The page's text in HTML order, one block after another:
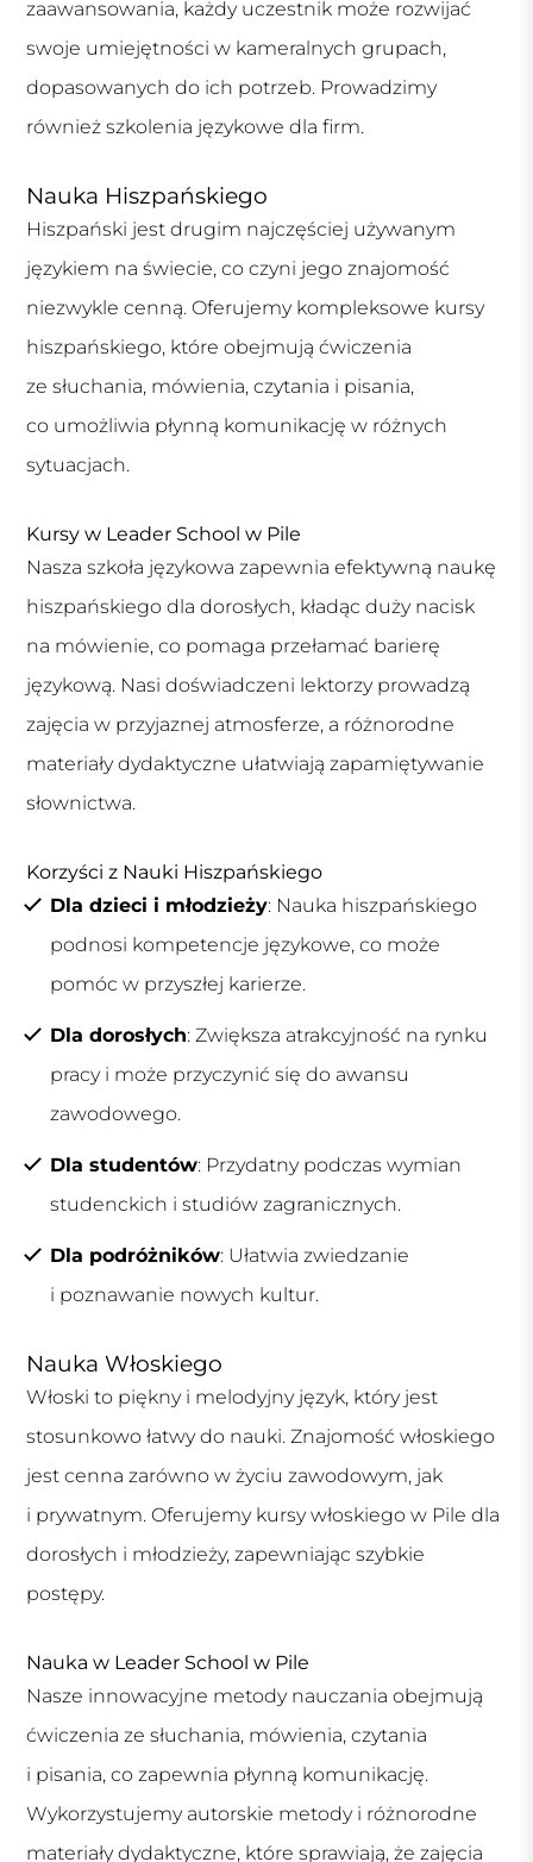
zaawansowania, każdy uczestnik może rozwijać
swoje umiejętności w kameralnych grupach,
dopasowanych do ich potrzeb. Prowadzimy
również szkolenia językowe dla firm.
Nauka Hiszpańskiego
Hiszpański jest drugim najczęściej używanym
językiem na świecie, co czyni jego znajomość
niezwykle cenną. Oferujemy kompleksowe kursy
hiszpańskiego, które obejmują ćwiczenia
ze słuchania, mówienia, czytania i pisania,
co umożliwia płynną komunikację w różnych
sytuacjach.
Kursy w Leader School w Pile
Nasza szkoła językowa zapewnia efektywną naukę
hiszpańskiego dla dorosłych, kładąc duży nacisk
na mówienie, co pomaga przełamać barierę
językową. Nasi doświadczeni lektorzy prowadzą
zajęcia w przyjaznej atmosferze, a różnorodne
materiały dydaktyczne ułatwiają zapamiętywanie
słownictwa.
Korzyści z Nauki Hiszpańskiego
Dla dzieci i młodzieży: Nauka hiszpańskiego
podnosi kompetencje językowe, co może
pomóc w przyszłej karierze.
Dla dorosłych: Zwiększa atrakcyjność na rynku
pracy i może przyczynić się do awansu
zawodowego.
Dla studentów: Przydatny podczas wymian
studenckich i studiów zagranicznych.
Dla podróżników: Ułatwia zwiedzanie
i poznawanie nowych kultur.
Nauka Włoskiego
Włoski to piękny i melodyjny język, który jest
stosunkowo łatwy do nauki. Znajomość włoskiego
jest cenna zarówno w życiu zawodowym, jak
i prywatnym. Oferujemy kursy włoskiego w Pile dla
dorosłych i młodzieży, zapewniając szybkie
postępy.
Nauka w Leader School w Pile
Nasze innowacyjne metody nauczania obejmują
ćwiczenia ze słuchania, mówienia, czytania
i pisania, co zapewnia płynną komunikację.
Wykorzystujemy autorskie metody i różnorodne
materiały dydaktyczne, które sprawiają, że zajęcia